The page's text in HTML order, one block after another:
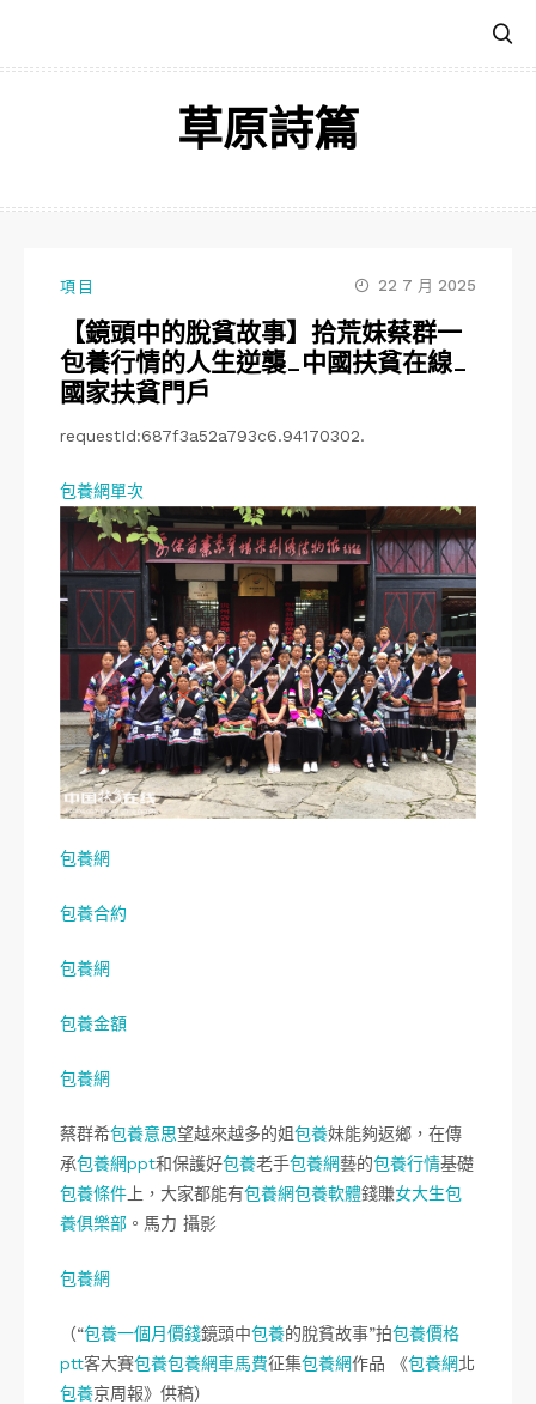
主
草原詩篇
項目 22 7 月 2025
【鏡頭中的脫貧故事】拾荒妹蔡群一
包養行情的人生逆襲_中國扶貧在線_
國家扶貧門戶
requestId:687f3a52a793c6.94170302.
包養網單次
包養網
包養合約
包養網
包養金額
包養網
蔡群希包養意思望越來越多的姐包養妹能夠返鄉，在傳
承包養網ppt和保護好包養老手包養網藝的包養行情基礎
包養條件 上，大家都能有包養網包養軟體錢賺女大生包
養俱樂部 。馬力 攝影
包養網
（“包養一個月價錢鏡頭中包養的脫貧故事”拍包養價格
ptt客大賽包養包養網車馬費征集包養網作品 《包養網北
包養京周報》供稿）